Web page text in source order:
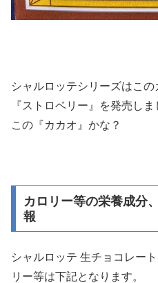
シャルロッテシリーズはこ
『ストロベリー』を発売し
この『カカオ』かな？
カロリー等の栄養成分
報
シャルロッテ 生チョコレー
リー等は下記となります。